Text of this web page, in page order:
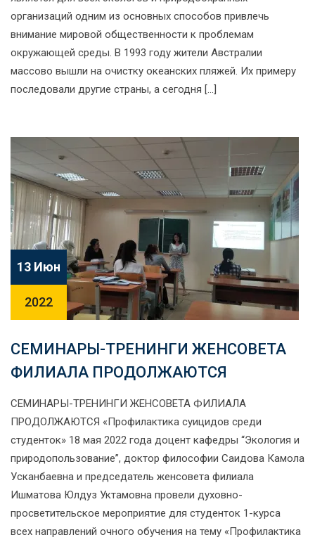
организаций одним из основных способов привлечь
внимание мировой общественности к проблемам
окружающей среды. В 1993 году жители Австралии
массово вышли на очистку океанских пляжей. Их примеру
последовали другие страны, а сегодня […]
13 Июн
2022
СЕМИНАРЫ-ТРЕНИНГИ ЖЕНСОВЕТА
ФИЛИАЛА ПРОДОЛЖАЮТСЯ
СЕМИНАРЫ-ТРЕНИНГИ ЖЕНСОВЕТА ФИЛИАЛА
ПРОДОЛЖАЮТСЯ «Профилактика суицидов среди
студенток» 18 мая 2022 года доцент кафедры “Экология и
природопользование”, доктор философии Саидова Камола
Усканбаевна и председатель женсовета филиала
Ишматова Юлдуз Уктамовна провели духовно-
просветительское мероприятие для студенток 1-курса
всех направлений очного обучения на тему «Профилактика